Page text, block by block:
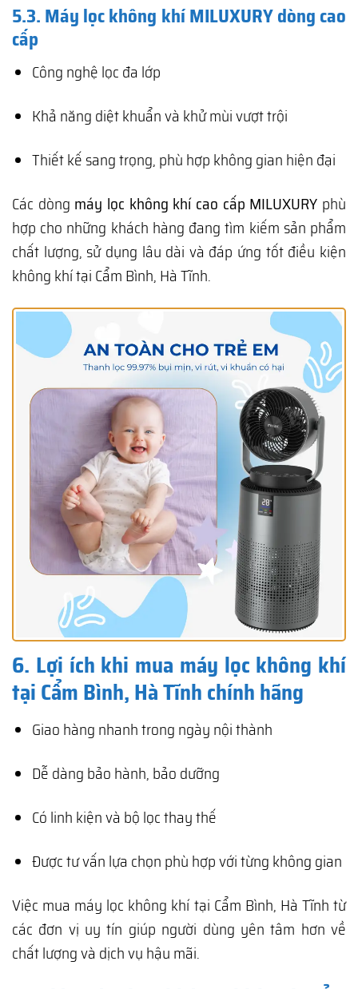
5.3. Máy lọc không khí MILUXURY dòng cao
cấp
Công nghệ lọc đa lớp
Khả năng diệt khuẩn và khử mùi vượt trội
Thiết kế sang trọng, phù hợp không gian hiện đại
Các dòng máy lọc không khí cao cấp MILUXURY phù
hợp cho những khách hàng đang tìm kiếm sản phẩm
chất lượng, sử dụng lâu dài và đáp ứng tốt điều kiện
không khí tại Cẩm Bình, Hà Tĩnh.
6. Lợi ích khi mua máy lọc không khí
tại Cẩm Bình, Hà Tĩnh chính hãng
Giao hàng nhanh trong ngày nội thành
Dễ dàng bảo hành, bảo dưỡng
Có linh kiện và bộ lọc thay thế
Được tư vấn lựa chọn phù hợp với từng không gian
Việc mua máy lọc không khí tại Cẩm Bình, Hà Tĩnh từ
các đơn vị uy tín giúp người dùng yên tâm hơn về
chất lượng và dịch vụ hậu mãi.